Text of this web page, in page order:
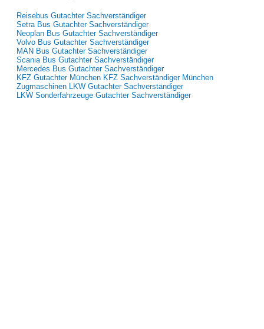
Reisebus Gutachter Sachverständiger
Setra Bus Gutachter Sachverständiger
Neoplan Bus Gutachter Sachverständiger
Volvo Bus Gutachter Sachverständiger
MAN Bus Gutachter Sachverständiger
Scania Bus Gutachter Sachverständiger
Mercedes Bus Gutachter Sachverständiger
KFZ Gutachter München KFZ Sachverständiger München
Zugmaschinen LKW Gutachter Sachverständiger
LKW Sonderfahrzeuge Gutachter Sachverständiger